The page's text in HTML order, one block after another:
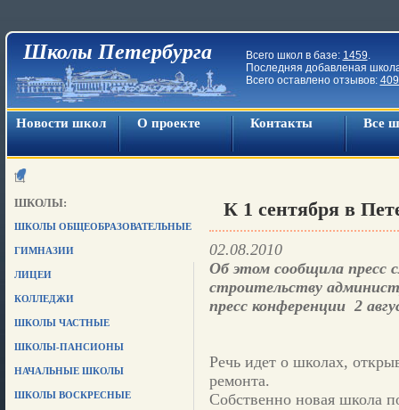
Школы Петербурга Всего школ в базе: 1459.
Последняя добавленая
Всего оставлено отзывов:
Новости школ О проекте Контакты Все
ШКОЛЫ:
ШКОЛЫ ОБЩЕОБРАЗОВАТЕЛЬНЫЕ
ГИМНАЗИИ
ЛИЦЕИ
КОЛЛЕДЖИ
ШКОЛЫ ЧАСТНЫЕ
ШКОЛЫ-ПАНСИОНЫ
НАЧАЛЬНЫЕ ШКОЛЫ
ШКОЛЫ ВОСКРЕСНЫЕ
К 1 сентября в
02.08.2010
Об этом сообщила пресс
строительству
пресс конференции 2
Речь идет о школах,
ремонта.
Собственно новая школа